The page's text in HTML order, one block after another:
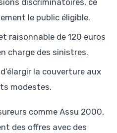
discriminatoires, ce
le public éligible.
raisonnable de 120 euros
charge des sinistres.
la couverture aux
modestes.
comme Assu 2000,
des offres avec des